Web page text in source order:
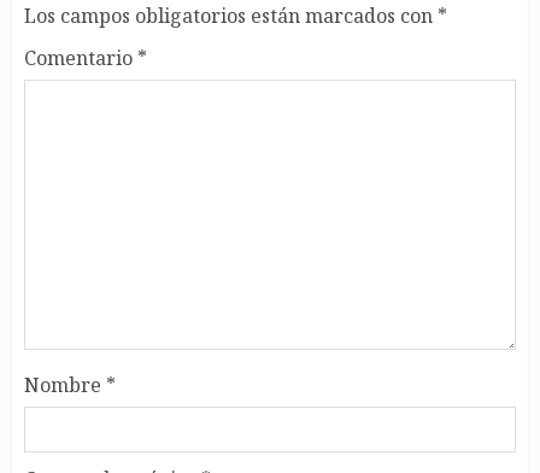
Los campos obligatorios están marcados con *
Comentario *
Nombre *